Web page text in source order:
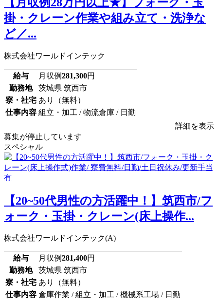
掛・クレーン作業や組み立て・洗浄な
ど／...
株式会社ワールドインテック
給与 月収例281,300円
勤務地
茨城県 筑西市
寮・社宅 あり（無料）
仕事内容 組立・加工 / 物流倉庫 / 日勤
詳細を表示
募集が停止しています
スペシャル
【20~50代男性の方活躍中！】筑西市/フ
ォーク・玉掛・クレーン(床上操作...
株式会社ワールドインテック(A)
給与 月収例281,400円
勤務地
茨城県 筑西市
寮・社宅 あり（無料）
仕事内容 倉庫作業 / 組立・加工 / 機械系工場 / 日勤